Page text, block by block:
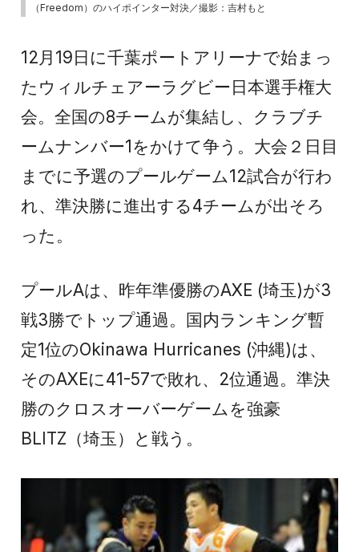
（Freedom）のハイポインター対決／撮影：吉村もと
12月19日に千葉ポートアリーナで始まっ
たウィルチェアーラグビー日本選手権大
会。全国の8チームが集結し、クラブチ
ームナンバー1をかけて争う。大会２日目
までに予選のプールゲーム12試合が行わ
れ、準決勝に進出する4チームが出そろ
った。
プールAは、昨年準優勝のAXE (埼玉)が3
戦3勝でトップ通過。国内ランキング暫
定1位のOkinawa Hurricanes (沖縄)は、
そのAXEに41-57で敗れ、2位通過。準決
勝のクロスオーバーゲームを強豪
BLITZ（埼玉）と戦う。